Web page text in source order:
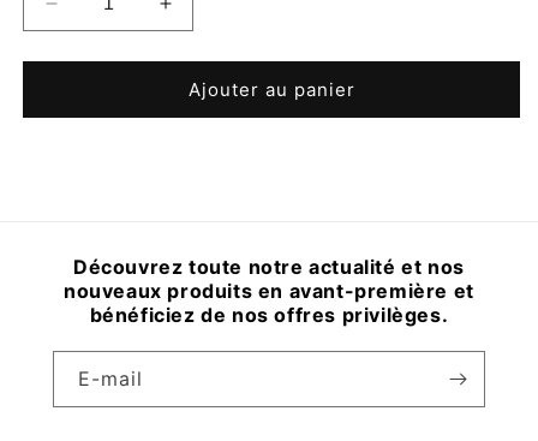
Réduire
la
quantité
BAGUE
Augmenter
la
quantité
BAGUE
Ajouter au panier
Découvrez toute notre actualité et nos
nouveaux produits en avant-première et
bénéficiez de nos offres privilèges.
E-mail